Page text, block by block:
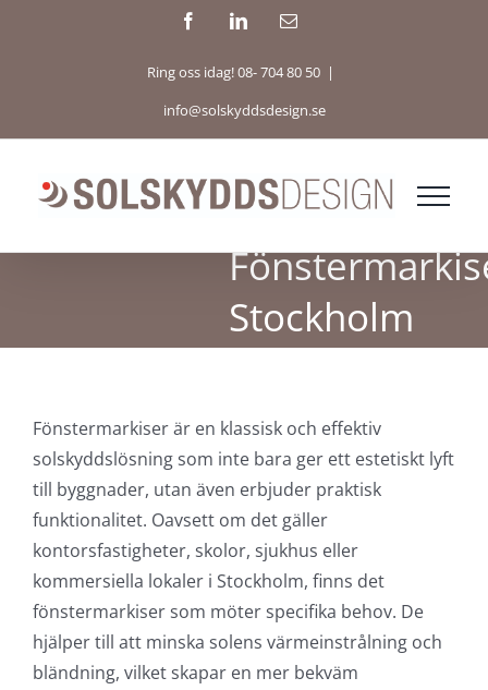
FacebookLinkedInE-
Ring oss idag! 08- 704 80 50 |
info@solskyddsdesign.se
Stockholm
Fönstermarkiser är en klassisk och effektiv
solskyddslösning som inte bara ger ett estetiskt lyft
till byggnader, utan även erbjuder praktisk
funktionalitet. Oavsett om det gäller
kontorsfastigheter, skolor, sjukhus eller
kommersiella lokaler i Stockholm, finns det
fönstermarkiser som möter specifika behov. De
hjälper till att minska solens värmeinstrålning och
bländning, vilket skapar en mer bekväm